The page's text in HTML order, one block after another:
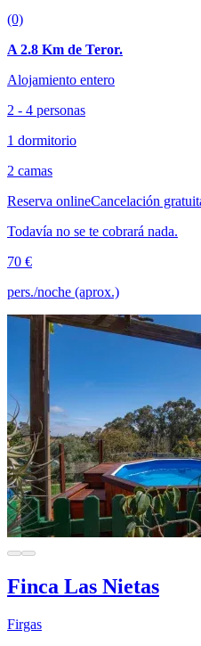
(0)
A 2.8 Km de Teror.
Alojamiento entero
2 - 4 personas
1 dormitorio
2 camas
Reserva onlineCancelación
Todavía no se te cobrará nada.
70 €
pers./noche (aprox.)
Finca Las Nietas
Firgas